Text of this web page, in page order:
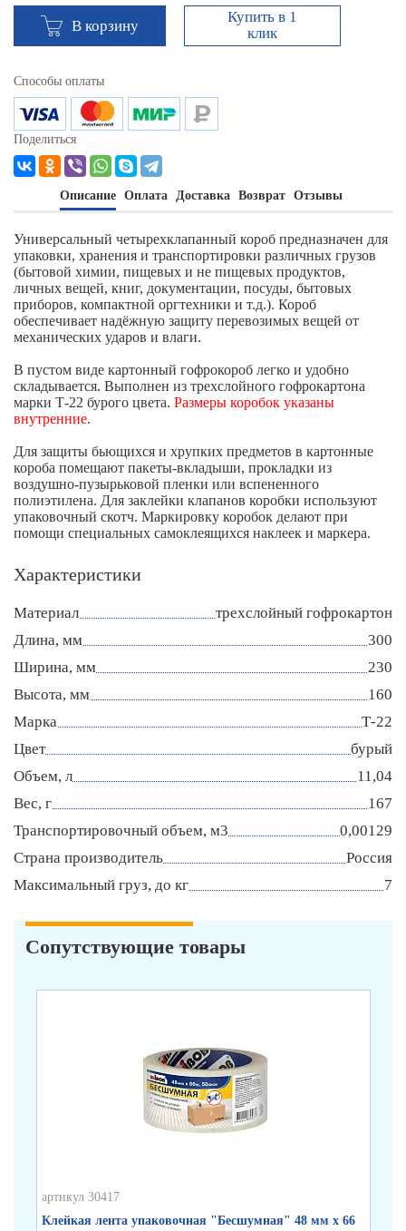
В корзину
Купить в 1
клик
Способы оплаты
Поделиться
Описание Оплата Доставка Возврат Отзывы
Универсальный четырехклапанный короб предназначен для
упаковки, хранения и транспортировки различных грузов
(бытовой химии, пищевых и не пищевых продуктов,
личных вещей, книг, документации, посуды, бытовых
приборов, компактной оргтехники и т.д.). Короб
обеспечивает надёжную защиту перевозимых вещей от
механических ударов и влаги.
В пустом виде картонный гофрокороб легко и удобно
складывается. Выполнен из трехслойного гофрокартона
марки Т-22 бурого цвета. Размеры коробок указаны
внутренние.
Для защиты бьющихся и хрупких предметов в картонные
короба помещают пакеты-вкладыши, прокладки из
воздушно-пузырьковой пленки или вспененного
полиэтилена. Для заклейки клапанов коробки используют
упаковочный скотч. Маркировку коробок делают при
помощи специальных самоклеящихся наклеек и маркера.
Характеристики
Материал
трехслойный гофрокартон
Длина, мм
300
Ширина, мм
230
Высота, мм
160
Марка
Т-22
Цвет
бурый
Объем, л
11,04
Вес, г
167
Транспортировочный объем, м3
0,00129
Страна производитель
Россия
Максимальный груз, до кг
7
Сопутствующие товары
артикул 30417
Клейкая лента упаковочная "Бесшумная" 48 мм х 66